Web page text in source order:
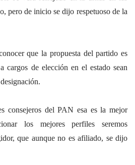
pero de inicio se dijo respetuoso de la
que la propuesta del partido es
cargos de elección en el estado sean
consejeros del PAN esa es la mejor
los mejores perfiles seremos
que aunque no es afiliado, se dijo